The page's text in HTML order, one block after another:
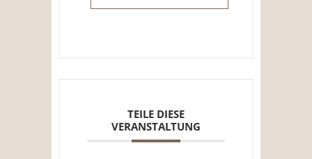
TEILE DIESE
VERANSTALTUNG